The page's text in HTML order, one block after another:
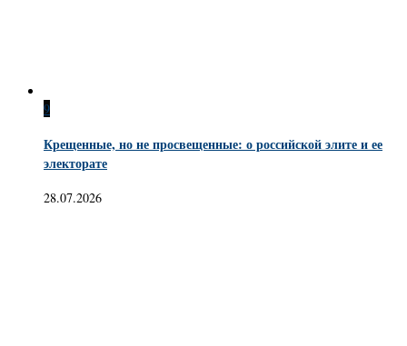
9
Крещенные, но не просвещенные: о российской элите и ее
электорате
28.07.2026